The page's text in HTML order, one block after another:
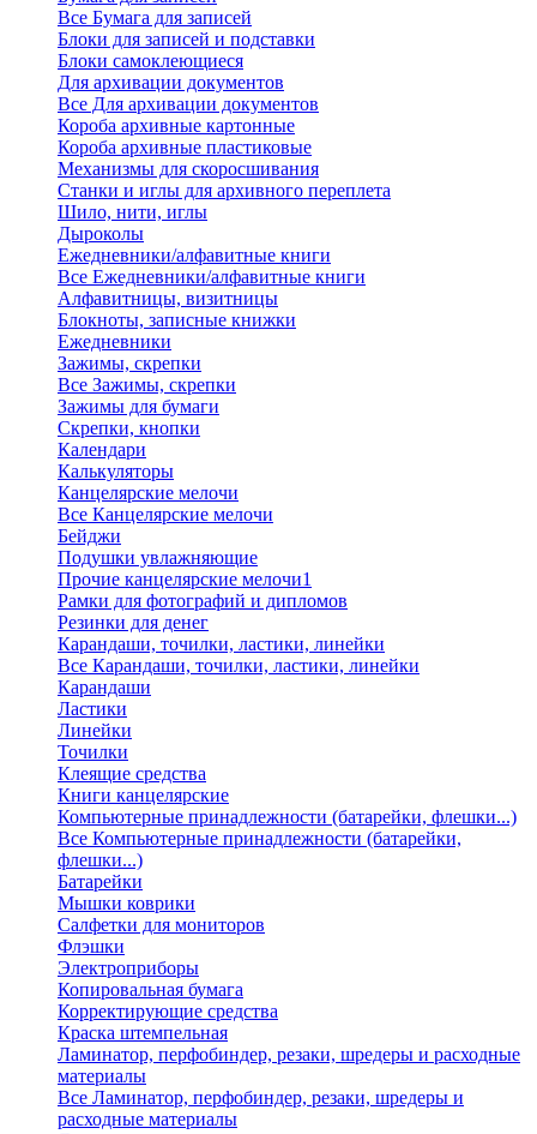
Все Бумага для записей
Блоки для записей и подставки
Блоки самоклеющиеся
Для архивации документов
Все Для архивации документов
Короба архивные картонные
Короба архивные пластиковые
Механизмы для скоросшивания
Станки и иглы для архивного переплета
Шило, нити, иглы
Дыроколы
Ежедневники/алфавитные книги
Все Ежедневники/алфавитные книги
Алфавитницы, визитницы
Блокноты, записные книжки
Ежедневники
Зажимы, скрепки
Все Зажимы, скрепки
Зажимы для бумаги
Скрепки, кнопки
Календари
Калькуляторы
Канцелярские мелочи
Все Канцелярские мелочи
Бейджи
Подушки увлажняющие
Прочие канцелярские мелочи1
Рамки для фотографий и дипломов
Резинки для денег
Карандаши, точилки, ластики, линейки
Все Карандаши, точилки, ластики, линейки
Карандаши
Ластики
Линейки
Точилки
Клеящие средства
Книги канцелярские
Компьютерные принадлежности (батарейки, флешки...)
Все Компьютерные принадлежности (батарейки,
флешки...)
Батарейки
Мышки коврики
Салфетки для мониторов
Флэшки
Электроприборы
Копировальная бумага
Корректирующие средства
Краска штемпельная
Ламинатор, перфобиндер, резаки, шредеры и расходные
материалы
Все Ламинатор, перфобиндер, резаки, шредеры и
расходные материалы